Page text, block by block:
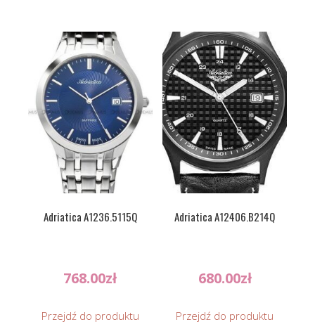
Adriatica A1236.5115Q
768.00zł
Przejdź do produktu
Adriatica A12406.B214Q
680.00zł
Przejdź do produktu